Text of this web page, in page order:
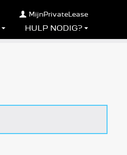
MijnPrivateLease
HULP NODIG?